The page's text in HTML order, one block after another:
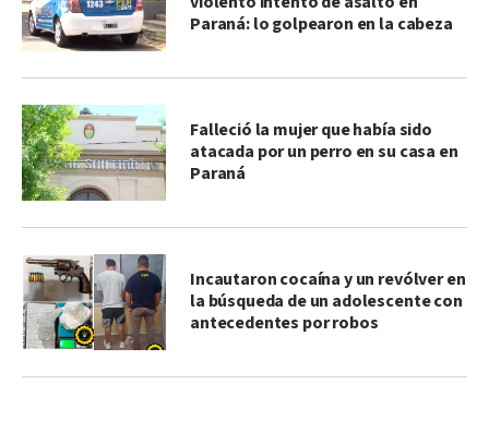
Paraná: lo golpearon en la cabeza
Falleció la mujer que había sido
atacada por un perro en su casa en
Paraná
Incautaron cocaína y un revólver en
la búsqueda de un adolescente con
antecedentes por robos